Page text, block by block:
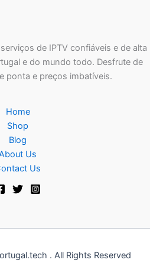
de IPTV confiáveis e de alta
e do mundo todo. Desfrute de
ponta e preços imbatíveis.
Home
Shop
Blog
Us
Us
. All Rights Reserved